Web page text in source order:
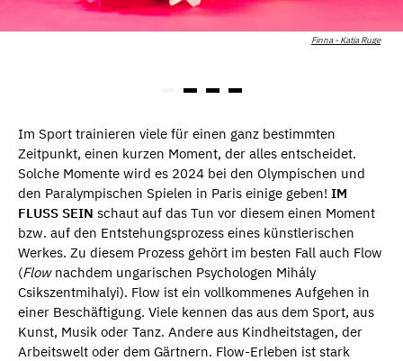
Finna - Katja Ruge
Im Sport trainieren viele für einen ganz bestimmten
Zeitpunkt, einen kurzen Moment, der alles entscheidet.
Solche Momente wird es 2024 bei den Olympischen und
den Paralympischen Spielen in Paris einige geben! IM
FLUSS SEIN schaut auf das Tun vor diesem einen Moment
bzw. auf den Entstehungsprozess eines künstlerischen
Werkes. Zu diesem Prozess gehört im besten Fall auch Flow
(Flownachdem ungarischen Psychologen Mihály
Csikszentmihalyi). Flow ist ein vollkommenes Aufgehen in
einer Beschäftigung. Viele kennen das aus dem Sport, aus
Kunst, Musik oder Tanz. Andere aus Kindheitstagen, der
Arbeitswelt oder dem Gärtnern. Flow-Erleben ist stark